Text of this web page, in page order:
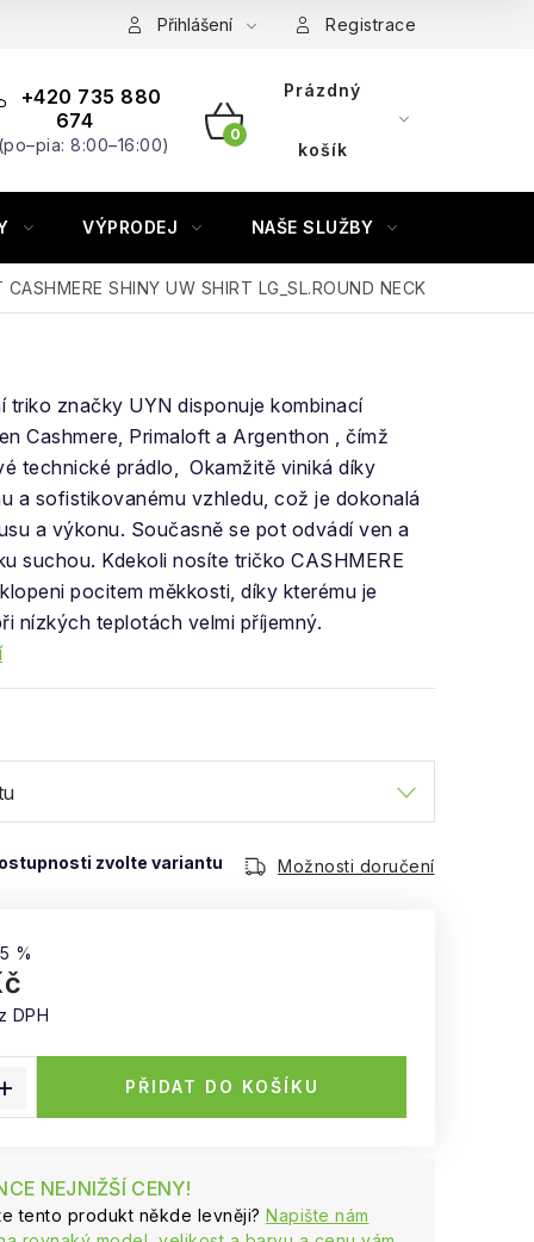
Přihlášení Registrace
+420 735 880
674
8:00–16:00) NÁKUPNÍ
Prázdný
košík
VÝPRODEJ NAŠE SLUŽBY
SHINY UW SHIRT LG_SL.ROUND NECK
triko značky UYN disponuje kombinací
Cashmere, Primaloft a Argenthon , čímž
technické prádlo, Okamžitě viniká díky
a sofistikovanému vzhledu, což je dokonalá
a výkonu. Současně se pot odvádí ven a
suchou. Kdekoli nosíte tričko CASHMERE
pocitem měkkosti, díky kterému je
nízkých teplotách velmi příjemný.
Možnosti doručení
%
DPH
PŘIDAT DO KOŠÍKU
NEJNIŽŠÍ CENY!
tento produkt někde levněji? Napište nám